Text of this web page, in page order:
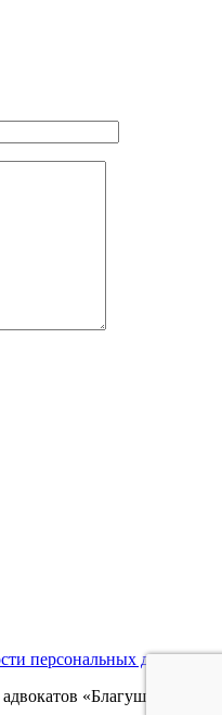
персональных данных
«Благушина и